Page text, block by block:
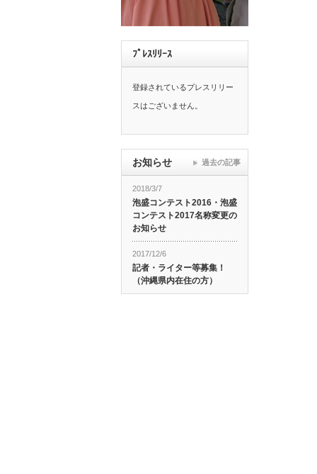
ﾌﾟﾚｽﾘﾘｰｽ
登録されているプレスリリー
スはございません。
お知らせ
2018/3/7
泡盛コンテスト2016・泡盛
コンテスト2017名称変更の
お知らせ
2017/12/6
記者・ライター等募集！
（沖縄県内在住の方）
過去の記事